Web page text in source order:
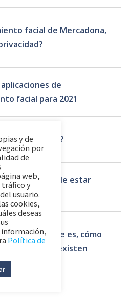
facial de Mercadona,
de
facial para 2021
biométrica?
de DNI puede estar
de voz: Que es, cómo
que existen
y de
por
de
web,
tráfico y
usuario.
cookies,
deseas
información,
Política de